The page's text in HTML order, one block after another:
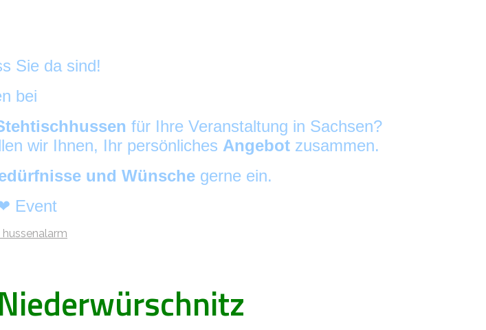
Sie da sind!
bei
für Ihre Veranstaltung in Sachsen?
wir Ihnen, Ihr persönliches Angebot zusammen.
und Wünsche gerne ein.
Event